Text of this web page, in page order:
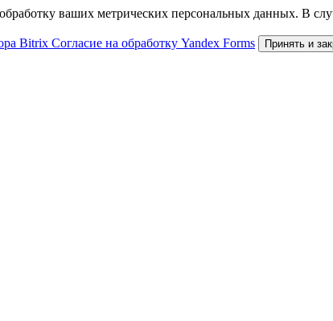
ваших метрических персональных данных. В
Bitrix Согласие на обработку Yandex Forms Принять и